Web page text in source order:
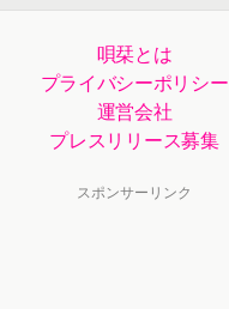
唄栞とは
プライバシーポリシー
運営会社
プレスリリース募集
スポンサーリンク